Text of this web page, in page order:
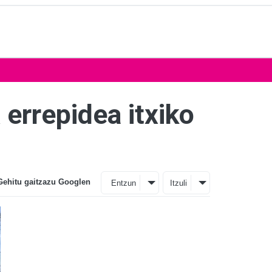
itxiko
gaitzazu Googlen Entzun Itzuli